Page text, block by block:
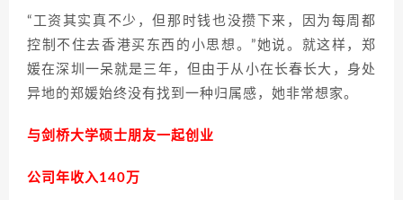
“工资其实真不少，但那时钱也没攒下来，因为每周都
控制不住去香港买东西的小思想。”她说。就这样，郑
媛在深圳一呆就是三年，但由于从小在长春长大，身处
异地的郑媛始终没有找到一种归属感，她非常想家。
与剑桥大学硕士朋友一起创业
公司年收入140万